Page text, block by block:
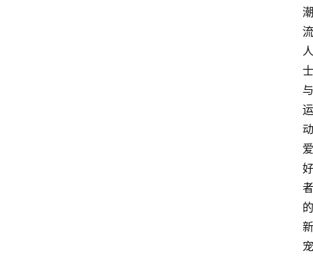
潮
流
人
士
与
运
动
爱
好
者
的
新
宠